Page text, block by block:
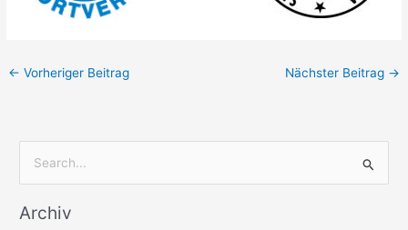
← Vorheriger Beitrag Nächster Beitrag →
c
Archiv